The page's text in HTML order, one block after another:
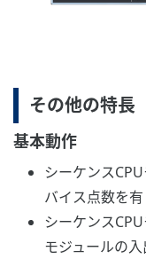
その他の特長
基本動作
シーケンス
バイス点数を有
シーケンス
モジュールの